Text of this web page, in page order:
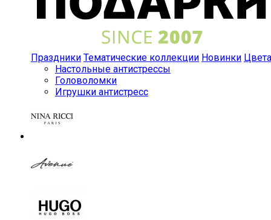
Праздники Тематические коллекции Новинки Цвета
Настольные антистрессы
Головоломки
Игрушки антистресс